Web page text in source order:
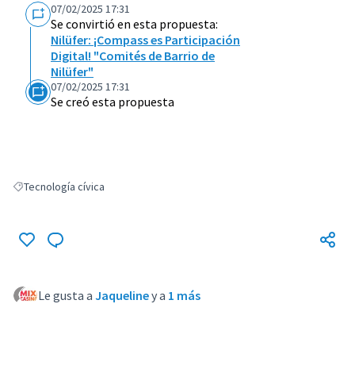
07/02/2025 17:31
Se convirtió en esta propuesta:
Nilüfer: ¡Compass es Participación
Digital! "Comités de Barrio de
Nilüfer"
07/02/2025 17:31
Se creó esta propuesta
Resultados al filtrar por: Tecnología cívica
Tecnología cívica
Le gusta a Jaqueliney a 1 más